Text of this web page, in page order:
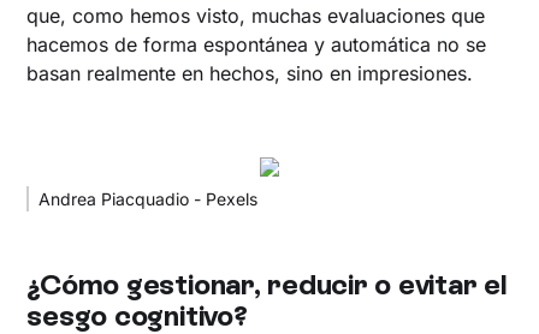
que, como hemos visto, muchas evaluaciones que
hacemos de forma espontánea y automática no se
basan realmente en hechos, sino en impresiones.
Andrea Piacquadio - Pexels
¿Cómo gestionar, reducir o evitar el
sesgo cognitivo?